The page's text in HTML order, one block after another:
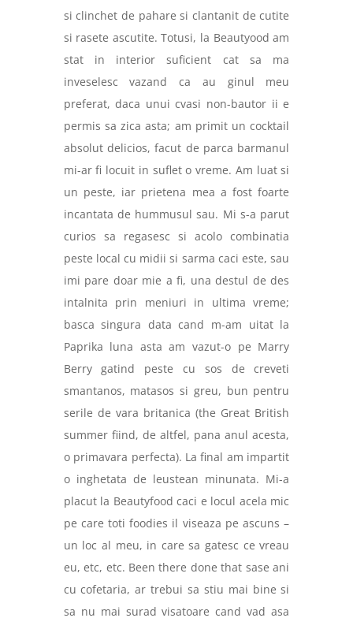
si clinchet de pahare si clantanit de cutite
si rasete ascutite. Totusi, la Beautyood am
stat in interior suficient cat sa ma
inveselesc vazand ca au ginul meu
preferat, daca unui cvasi non-bautor ii e
permis sa zica asta; am primit un cocktail
absolut delicios, facut de parca barmanul
mi-ar fi locuit in suflet o vreme. Am luat si
un peste, iar prietena mea a fost foarte
incantata de hummusul sau. Mi s-a parut
curios sa regasesc si acolo combinatia
peste local cu midii si sarma caci este, sau
imi pare doar mie a fi, una destul de des
intalnita prin meniuri in ultima vreme;
basca singura data cand m-am uitat la
Paprika luna asta am vazut-o pe Marry
Berry gatind peste cu sos de creveti
smantanos, matasos si greu, bun pentru
serile de vara britanica (the Great British
summer fiind, de altfel, pana anul acesta,
o primavara perfecta). La final am impartit
o inghetata de leustean minunata. Mi-a
placut la Beautyfood caci e locul acela mic
pe care toti foodies il viseaza pe ascuns –
un loc al meu, in care sa gatesc ce vreau
eu, etc, etc. Been there done that sase ani
cu cofetaria, ar trebui sa stiu mai bine si
sa nu mai surad visatoare cand vad asa